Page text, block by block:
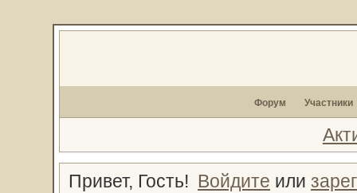
Форум Участники
Привет, Гость! Войдите или